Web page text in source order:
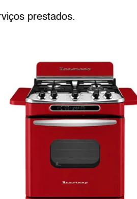
prestados.